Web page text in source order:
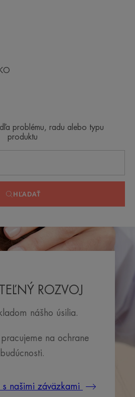
problému, radu alebo typu
produktu
HĽADAŤ
ROZVOJ
nášho úsilia.
na ochrane
budúcnosti.
našimi záväzkami